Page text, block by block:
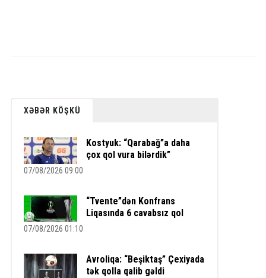
XƏBƏR KÖŞKÜ
Kostyuk: “Qarabağ”a daha
çox qol vura bilərdik”
07/08/2026 09:00
“Tvente”dən Konfrans
Liqasında 6 cavabsız qol
07/08/2026 01:10
Avroliqa: “Beşiktaş” Çexiyada
tək qolla qalib gəldi